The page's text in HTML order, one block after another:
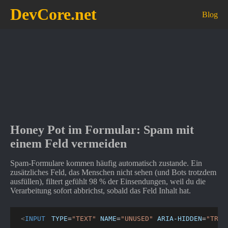
DevCore.net Blog
Honey Pot im Formular: Spam mit
einem Feld vermeiden
Spam-Formulare kommen häufig automatisch zustande. Ein
zusätzliches Feld, das Menschen nicht sehen (und Bots trotzdem
ausfüllen), filtert gefühlt 98 % der Einsendungen, weil du die
Verarbeitung sofort abbrichst, sobald das Feld Inhalt hat.
<INPUT TYPE="TEXT" NAME=" UNUSED " ARIA-HIDDEN="TRUE